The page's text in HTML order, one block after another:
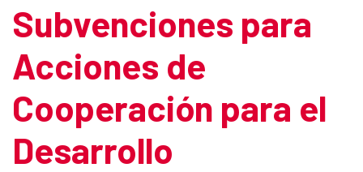
Subvenciones para
Acciones de
Cooperación para el
Desarrollo